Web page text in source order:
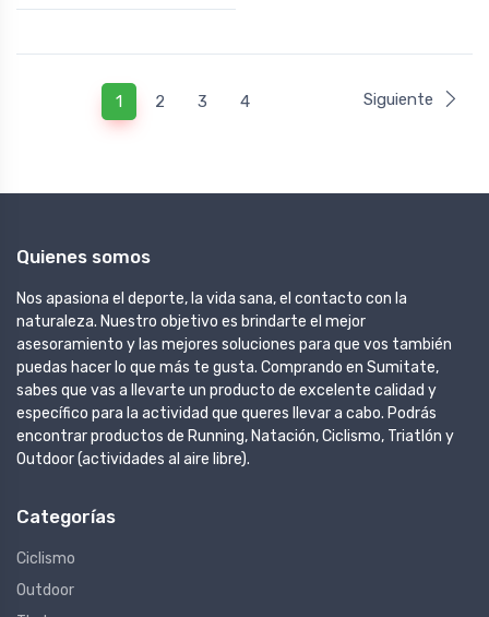
1 2 3 4 Siguiente
Quienes somos
Nos apasiona el deporte, la vida sana, el contacto con la
naturaleza. Nuestro objetivo es brindarte el mejor
asesoramiento y las mejores soluciones para que vos también
puedas hacer lo que más te gusta. Comprando en Sumitate,
sabes que vas a llevarte un producto de excelente calidad y
específico para la actividad que queres llevar a cabo. Podrás
encontrar productos de Running, Natación, Ciclismo, Triatlón y
Outdoor (actividades al aire libre).
Categorías
Ciclismo
Outdoor